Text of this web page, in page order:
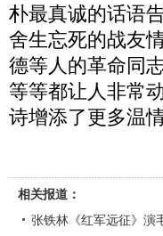
朴最真诚的话语
舍生忘死的战友
德等人的革命同
等等都让人非常
诗增添了更多温
相关报道：
张铁林《红军远征》演